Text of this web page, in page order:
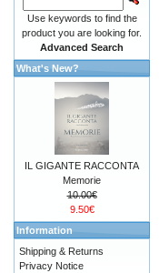
Use keywords to find the
product you are looking for.
Advanced Search
What's New?
IL GIGANTE RACCONTA
Memorie
10.00€
9.50€
Information
Shipping & Returns
Privacy Notice